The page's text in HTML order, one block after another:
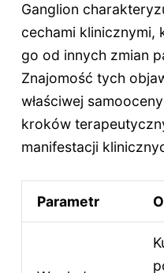
Ganglion
cechami klinicznymi,
go od innych zmian
Znajomość tych
właściwej
kroków
manifestacji
Parametr